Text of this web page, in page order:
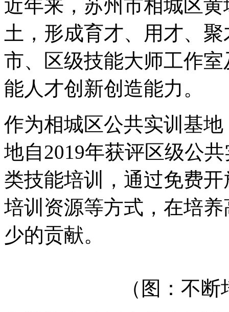
近年来，苏州市相城区
土，形成育才、用才、
市、区级技能大师工作
能人才创新创造能力。
作为相城区公共实训基
地自2019年获评区级公
类技能培训，通过免费
培训资源等方式，在培
少的贡献。
（图：不